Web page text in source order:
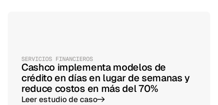
SERVICIOS FINANCIEROS
Cashco implementa modelos de
crédito en días en lugar de semanas y
reduce costos en más del 70%
Leer estudio de caso->